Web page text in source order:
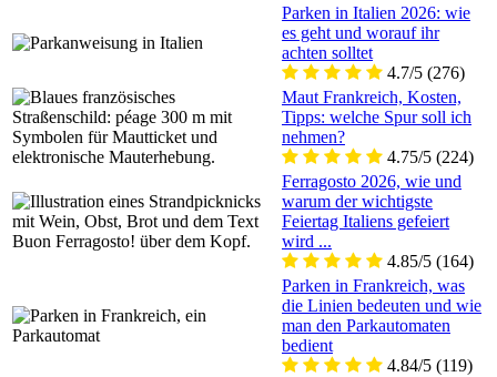
Parken in Italien 2026: wie
es geht und worauf ihr
achten solltet
4.7/5 (276)
Maut Frankreich, Kosten,
Tipps: welche Spur soll ich
nehmen?
4.75/5 (224)
Ferragosto 2026, wie und
warum der wichtigste
Feiertag Italiens gefeiert
wird ...
4.85/5 (164)
Parken in Frankreich, was
die Linien bedeuten und wie
man den Parkautomaten
bedient
4.84/5 (119)